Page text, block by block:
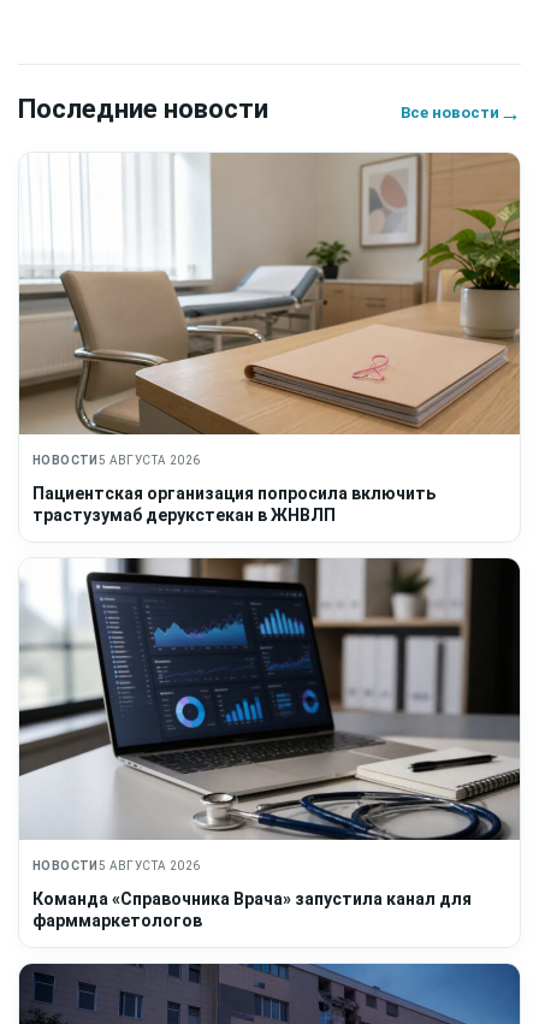
Последние новости Все новости →
НОВОСТИ 5 АВГУСТА 2026
Пациентская организация попросила включить
трастузумаб дерукстекан в ЖНВЛП
НОВОСТИ 5 АВГУСТА 2026
Команда «Справочника Врача» запустила канал для
фарммаркетологов